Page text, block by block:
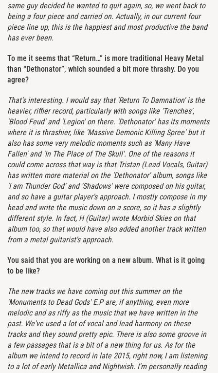
same guy decided he wanted to quit again, so, we went back to
being a four piece and carried on. Actually, in our current four
piece line up, this is the happiest and most productive the band
has ever been.
To me it seems that “Return…” is more traditional Heavy Metal
than “Dethonator”, which sounded a bit more thrashy. Do you
agree?
That's interesting. I would say that 'Return To Damnation' is the
heavier, riffier record, particularly with songs like 'Trenches',
'Blood Feud' and 'Legion' on there. 'Dethonator' has its moments
where it is thrashier, like 'Massive Demonic Killing Spree' but it
also has some very melodic moments such as 'Many Have
Fallen' and 'In The Place of The Skull'. One of the reasons it
could come across that way is that Tristan (Lead Vocals, Guitar)
has written more material on the 'Dethonator' album, songs like
'I am Thunder God' and 'Shadows' were composed on his guitar,
and so have a guitar player's approach. I mostly compose in my
head and write the music down on a score, so it has a slightly
different style. In fact, H (Guitar) wrote Morbid Skies on that
album too, so that would have also added another track written
from a metal guitarist's approach.
You said that you are working on a new album. What is it going
to be like?
The new tracks we have coming out this summer on the
'Monuments to Dead Gods' E.P are, if anything, even more
melodic and as riffy as the music that we have written in the
past. We've used a lot of vocal and lead harmony on these
tracks and they sound pretty epic. There is also some groove in
a few passages that is a bit of a new thing for us. As for the
album we intend to record in late 2015, right now, I am listening
to a lot of early Metallica and Nightwish. I'm personally reading